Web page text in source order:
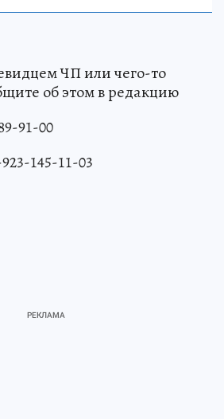
ЧП или чего-то
об этом в редакцию
91-00
145-11-03